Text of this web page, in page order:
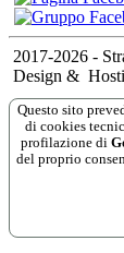
2017-2026 -
Design &
Questo sito
di cookies
profilazione di
del proprio